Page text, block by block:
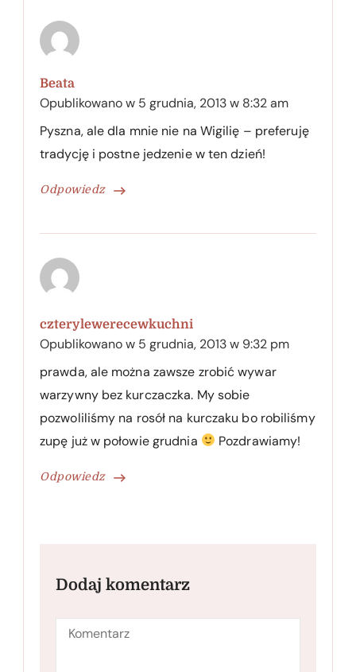
Beata
Opublikowano w 5 grudnia, 2013 w 8:32 am
Odpowiedz
Pyszna, ale dla mnie nie na Wigilię – preferuję
tradycję i postne jedzenie w ten dzień!
czterylewerecewkuchni
Opublikowano w 5 grudnia, 2013 w 9:32 pm
Odpowiedz
prawda, ale można zawsze zrobić wywar
warzywny bez kurczaczka. My sobie
pozwoliliśmy na rosół na kurczaku bo robiliśmy
zupę już w połowie grudnia
Pozdrawiamy!
Dodaj komentarz